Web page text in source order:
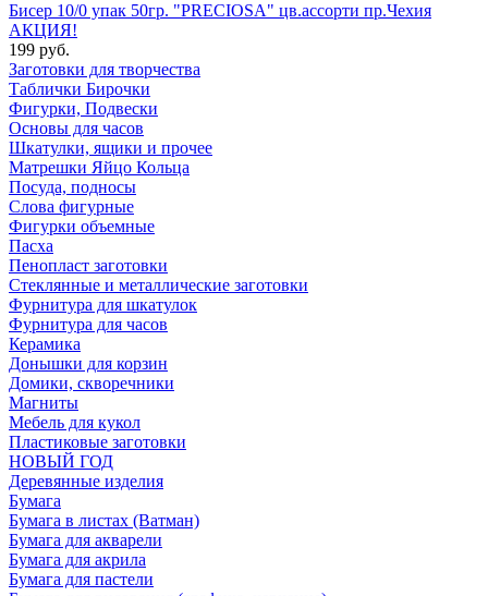
Бисер 10/0 упак 50гр. "PRECIOSA" цв.ассорти пр.Чехия
АКЦИЯ!
199 руб.
Заготовки для творчества
Таблички Бирочки
Фигурки, Подвески
Основы для часов
Шкатулки, ящики и прочее
Матрешки Яйцо Кольца
Посуда, подносы
Слова фигурные
Фигурки объемные
Пасха
Пенопласт заготовки
Стеклянные и металлические заготовки
Фурнитура для шкатулок
Фурнитура для часов
Керамика
Донышки для корзин
Домики, скворечники
Магниты
Мебель для кукол
Пластиковые заготовки
НОВЫЙ ГОД
Деревянные изделия
Бумага
Бумага в листах (Ватман)
Бумага для акварели
Бумага для акрила
Бумага для пастели